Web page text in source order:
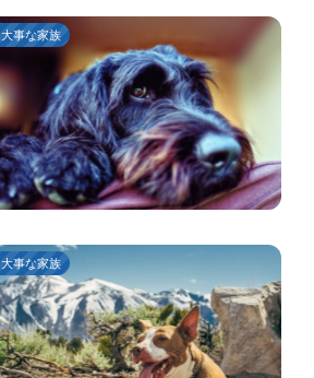
大事な家族
大事な家族